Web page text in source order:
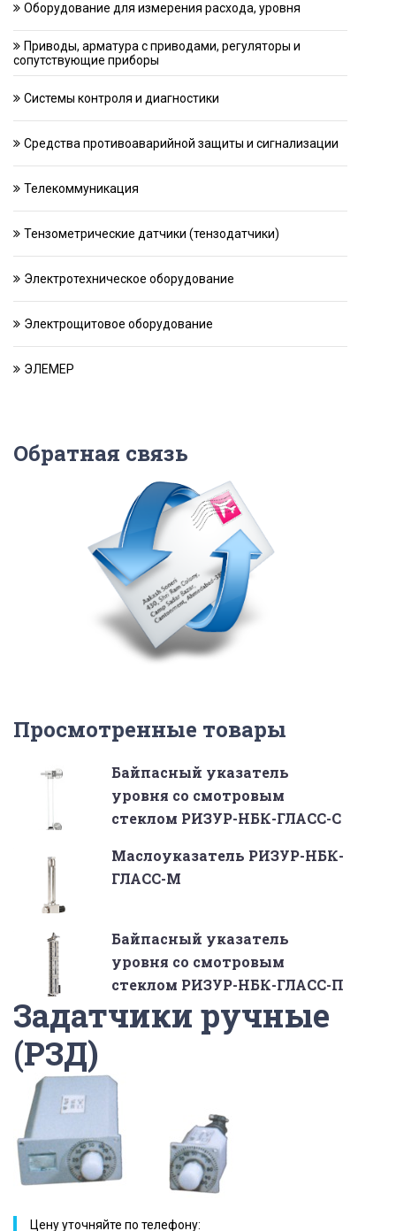
Оборудование для измерения расхода, уровня
Приводы, арматура с приводами, регуляторы и
сопутствующие приборы
Системы контроля и диагностики
Средства противоаварийной защиты и сигнализации
Телекоммуникация
Тензометрические датчики (тензодатчики)
Электротехническое оборудование
Электрощитовое оборудование
ЭЛЕМЕР
Обратная связь
Просмотренные товары
Байпасный указатель
уровня со смотровым
стеклом РИЗУР-НБК-ГЛАСС-С
Маслоуказатель РИЗУР-НБК-
ГЛАСС-М
Байпасный указатель
уровня со смотровым
стеклом РИЗУР-НБК-ГЛАСС-П
Задатчики ручные
(РЗД)
Цену уточняйте по телефону: